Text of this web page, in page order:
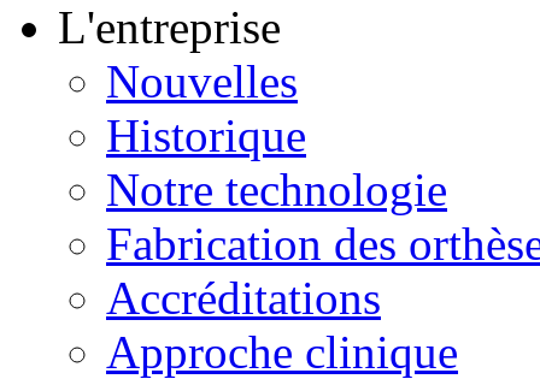
L'entreprise
Nouvelles
Historique
Notre technologie
Fabrication des
Accréditations
Approche clinique